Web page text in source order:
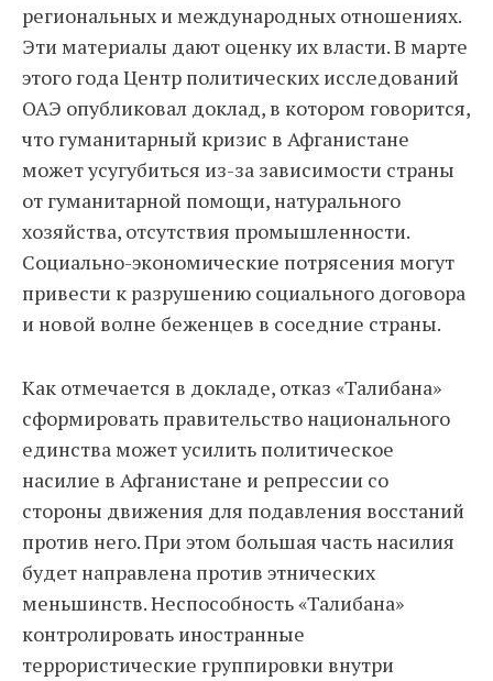
региональных и международных отношениях.
Эти материалы дают оценку их власти. В марте
этого года Центр политических исследований
ОАЭ опубликовал доклад, в котором говорится,
что гуманитарный кризис в Афганистане
может усугубиться из-за зависимости страны
от гуманитарной помощи, натурального
хозяйства, отсутствия промышленности.
Социально-экономические потрясения могут
привести к разрушению социального договора
и новой волне беженцев в соседние страны.
Как отмечается в докладе, отказ «Талибана»
сформировать правительство национального
единства может усилить политическое
насилие в Афганистане и репрессии со
стороны движения для подавления восстаний
против него. При этом большая часть насилия
будет направлена против этнических
меньшинств. Неспособность «Талибана»
контролировать иностранные
террористические группировки внутри